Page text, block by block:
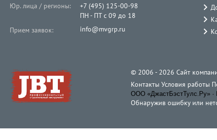
Юр. лица / регионы:
+7 (495) 125-00-98
ПН - ПТ с 09 до 18
Прием заявок:
info@mvgrp.ru
© 2006 - 2026 Cайт
Контакты Условия работы
ООО «ДжастБэстТулс.Ру» ·
Обнаружив ошибку или